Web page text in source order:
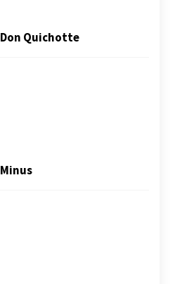
Don Quichotte
Minus